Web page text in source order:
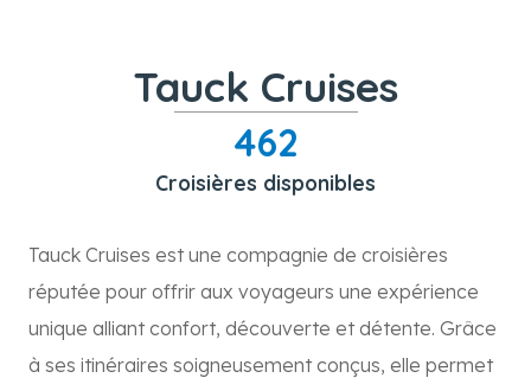
Tauck Cruises
462
Croisières disponibles
Tauck Cruises est une compagnie de croisières
réputée pour offrir aux voyageurs une expérience
unique alliant confort, découverte et détente. Grâce
à ses itinéraires soigneusement conçus, elle permet